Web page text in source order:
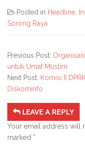
Posted in Headline,
Sorong Raya
Previous Post:
untuk Umat Muslim
Next Post: Komisi II
Diskominfo
LEAVE A REPLY
Your email address will
marked *